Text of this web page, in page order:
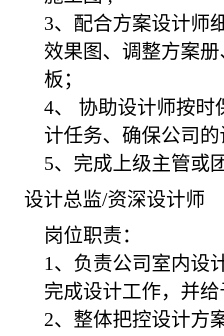
3、配合方案设计师
效果图、调整方案
板；
4、 协助设计师按时
计任务、确保公司
5、完成上级主管或
设计总监/资深设计师
岗位职责：
1、负责公司室内设
完成设计工作，并
2、整体把控设计方